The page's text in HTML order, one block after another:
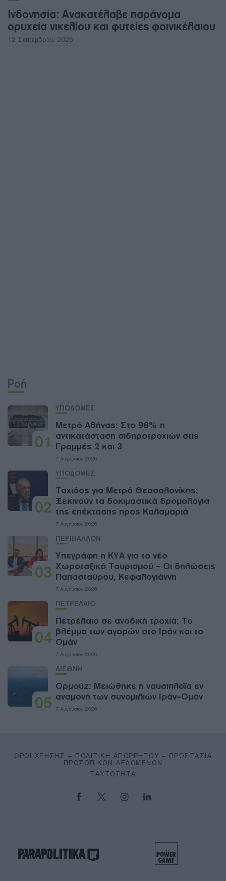
Ινδονησία: Ανακατέλαβε παράνομα
ορυχεία νικελίου και φυτείες φοινικέλαιου
12 Σεπτεμβρίου 2025
Ροή
01
ΥΠΟΔΟΜΕΣ
Μετρό Αθήνας: Στο 98% η
αντικατάσταση σιδηροτροχιών στις
Γραμμές 2 και 3
7 Αυγούστου 2026
02
ΥΠΟΔΟΜΕΣ
Ταχιάος για Μετρό Θεσσαλονίκης:
Ξεκινούν τα δοκιμαστικά δρομολόγια
της επέκτασης προς Καλαμαριά
7 Αυγούστου 2026
03
ΠΕΡΙΒΑΛΛΟΝ
Υπεγράφη η ΚΥΑ για το νέο
Χωροταξικό Τουρισμού – Οι δηλώσεις
Παπασταύρου, Κεφαλογιάννη
7 Αυγούστου 2026
04
ΠΕΤΡΕΛΑΙΟ
Πετρέλαιο σε ανοδική τροχιά: Το
βλέμμα των αγορών στο Ιράν και το
Ομάν
7 Αυγούστου 2026
05
ΔΙΕΘΝΗ
Ορμούζ: Μειώθηκε η ναυσιπλοΐα εν
αναμονή των συνομιλιών Ιράν–Ομάν
7 Αυγούστου 2026
ΌΡΟΙ ΧΡΉΣΗΣ – ΠΟΛΙΤΙΚΉ ΑΠΟΡΡΉΤΟΥ – ΠΡΟΣΤΑΣΊΑ
ΠΡΟΣΩΠΙΚΏΝ ΔΕΔΟΜΈΝΩΝ
ΤΑΥΤΌΤΗΤΑ